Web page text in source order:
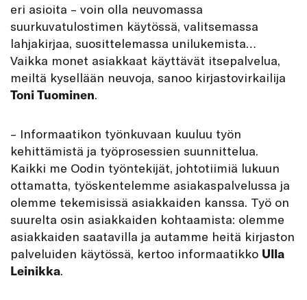
eri asioita – voin olla neuvomassa
suurkuvatulostimen käytössä, valitsemassa
lahjakirjaa, suosittelemassa unilukemista…
Vaikka monet asiakkaat käyttävät itsepalvelua,
meiltä kysellään neuvoja, sanoo kirjastovirkailija
Toni Tuominen.
– Informaatikon työnkuvaan kuuluu työn
kehittämistä ja työprosessien suunnittelua.
Kaikki me Oodin työntekijät, johtotiimiä lukuun
ottamatta, työskentelemme asiakaspalvelussa ja
olemme tekemisissä asiakkaiden kanssa. Työ on
suurelta osin asiakkaiden kohtaamista: olemme
asiakkaiden saatavilla ja autamme heitä kirjaston
palveluiden käytössä, kertoo informaatikko Ulla
Leinikka.